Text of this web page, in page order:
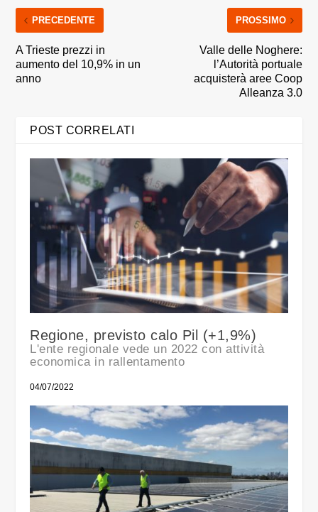
PRECEDENTE
A Trieste prezzi in
aumento del 10,9% in un
anno
PROSSIMO
Valle delle Noghere:
l’Autorità portuale
acquisterà aree Coop
Alleanza 3.0
POST CORRELATI
Regione, previsto calo Pil (+1,9%)
L'ente regionale vede un 2022 con attività
economica in rallentamento
04/07/2022